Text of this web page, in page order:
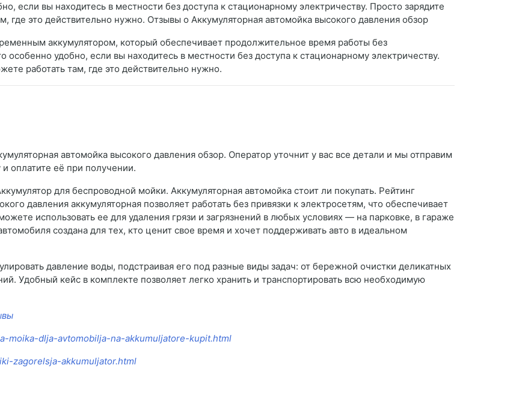
если вы находитесь в местности без доступа к стационарному электричеству. Просто зарядите
где это действительно нужно. Отзывы о Аккумуляторная автомойка высокого давления обзор
аккумулятором, который обеспечивает продолжительное время работы без
удобно, если вы находитесь в местности без доступа к стационарному электричеству.
работать там, где это действительно нужно.
автомойка высокого давления обзор. Оператор уточнит у вас все детали и мы отправим
оплатите её при получении.
для беспроводной мойки. Аккумуляторная автомойка стоит ли покупать. Рейтинг
давления аккумуляторная позволяет работать без привязки к электросетям, что обеспечивает
использовать ее для удаления грязи и загрязнений в любых условиях — на парковке, в гараже
создана для тех, кто ценит свое время и хочет поддерживать авто в идеальном
давление воды, подстраивая его под разные виды задач: от бережной очистки деликатных
Удобный кейс в комплекте позволяет легко хранить и транспортировать всю необходимую
moika-dlja-avtomobilja-na-akkumuljatore-kupit.html
zagorelsja-akkumuljator.html